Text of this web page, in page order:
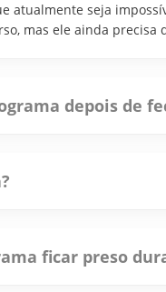
atualmente seja
mas ele ainda precisa
depois de
ficar preso